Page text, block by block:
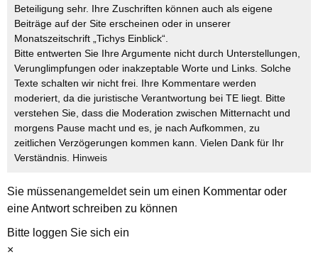
Beteiligung sehr. Ihre Zuschriften können auch als eigene
Beiträge auf der Site erscheinen oder in unserer
Monatszeitschrift „Tichys Einblick“.
Bitte entwerten Sie Ihre Argumente nicht durch Unterstellungen,
Verunglimpfungen oder inakzeptable Worte und Links. Solche
Texte schalten wir nicht frei. Ihre Kommentare werden
moderiert, da die juristische Verantwortung bei TE liegt. Bitte
verstehen Sie, dass die Moderation zwischen Mitternacht und
morgens Pause macht und es, je nach Aufkommen, zu
zeitlichen Verzögerungen kommen kann. Vielen Dank für Ihr
Verständnis. Hinweis
Sie müssenangemeldetsein um einen Kommentar oder
eine Antwort schreiben zu können
Bitte loggen Sie sich ein
×